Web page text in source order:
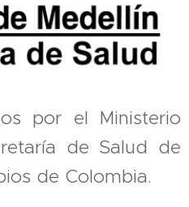
por el Ministerio
de Salud de
de Colombia.